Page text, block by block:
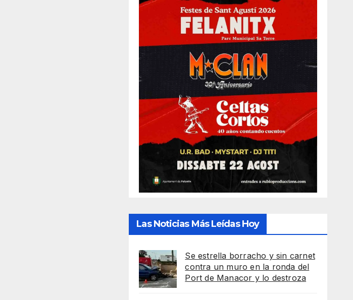
Las Noticias Más Leídas Hoy
Se estrella borracho y sin carnet
contra un muro en la ronda del
Port de Manacor y lo destroza